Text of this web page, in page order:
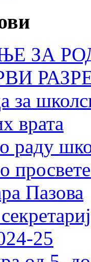
ЗА
за
врата
раду
Пазова
25